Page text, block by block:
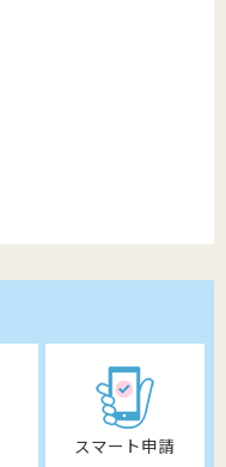
スマート申請